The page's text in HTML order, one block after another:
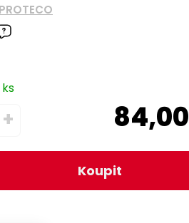
PROTECO
+ 84,00
Koupit